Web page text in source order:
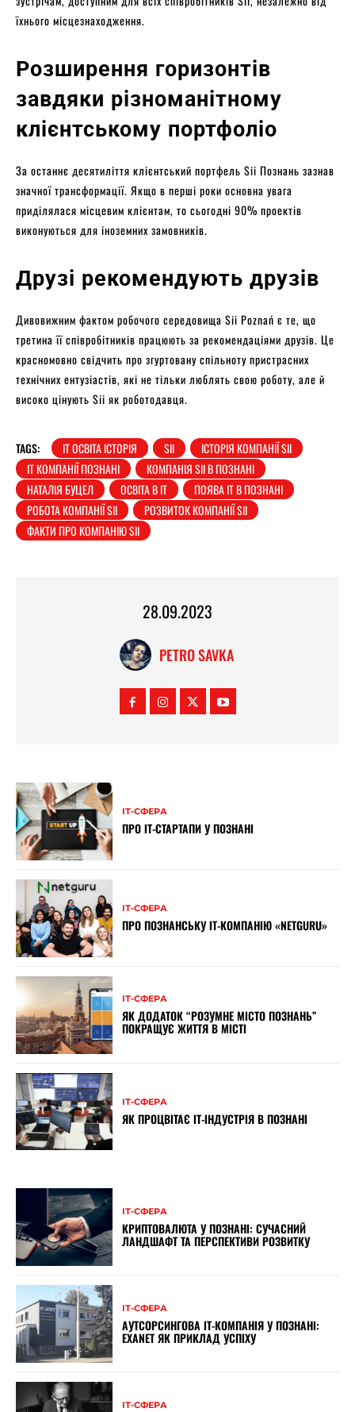
їхнього місцезнаходження.
Розширення горизонтів
завдяки різноманітному
клієнтському портфоліо
За останнє десятиліття клієнтський портфель Sii Познань зазнав
значної трансформації. Якщо в перші роки основна увага
приділялася місцевим клієнтам, то сьогодні 90% проектів
виконуються для іноземних замовників.
Друзі рекомендують друзів
Дивовижним фактом робочого середовища Sii Poznań є те, що
третина її співробітників працюють за рекомендаціями друзів. Це
красномовно свідчить про згуртовану спільноту пристрасних
технічних ентузіастів, які не тільки люблять свою роботу, але й
високо цінують Sii як роботодавця.
TAGS: IT ОСВІТА ІСТОРІЯ SII
ІСТОРІЯ КОМПАНІЇ SII
ІТ КОМПАНІЇ ПОЗНАНІ
КОМПАНІЯ SII В ПОЗНАНІ
НАТАЛІЯ БУЦЕЛ
ОСВІТА В IT
ПОЯВА ІТ В ПОЗНАНІ
РОБОТА КОМПАНІЇ SII
РОЗВИТОК КОМПАНІЇ SII
ФАКТИ ПРО КОМПАНІЮ SII
28.09.2023
PETRO SAVKA
ІТ-СФЕРА
ПРО ІТ-СТАРТАПИ У ПОЗНАНІ
ІТ-СФЕРА
ПРО ПОЗНАНСЬКУ ІТ-КОМПАНІЮ «NETGURU»
ІТ-СФЕРА
ЯК ДОДАТОК “РОЗУМНЕ МІСТО ПОЗНАНЬ”
ПОКРАЩУЄ ЖИТТЯ В МІСТІ
ІТ-СФЕРА
ЯК ПРОЦВІТАЄ ІТ-ІНДУСТРІЯ В ПОЗНАНІ
ІТ-СФЕРА
КРИПТОВАЛЮТА У ПОЗНАНІ: СУЧАСНИЙ
ЛАНДШАФТ ТА ПЕРСПЕКТИВИ РОЗВИТКУ
ІТ-СФЕРА
АУТСОРСИНГОВА ІТ-КОМПАНІЯ У ПОЗНАНІ:
EXANET ЯК ПРИКЛАД УСПІХУ
ІТ-СФЕРА